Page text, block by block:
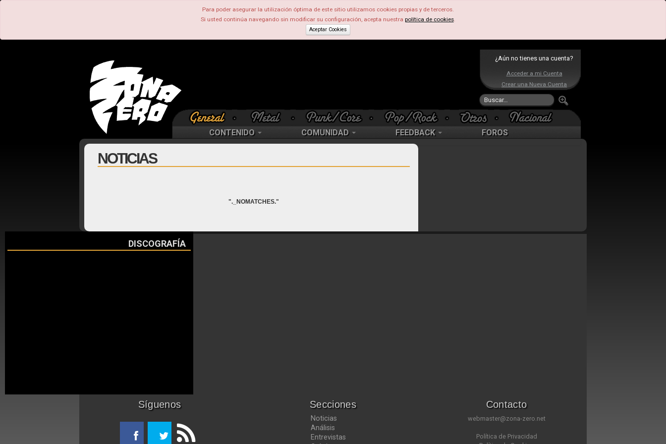
Para poder asegurar la utilización óptima de este sitio utilizamos cookies propias y de terceros.
Si usted continúa navegando sin modificar su configuración, acepta nuestra política de cookies.
Aceptar Cookies
¿Aún no tienes una cuenta?
Acceder a mi Cuenta
Crear una Nueva Cuenta
CONTENIDO COMUNIDAD FEEDBACK FOROS
NOTICIAS
"._NOMATCHES."
DISCOGRAFÍA
Síguenos Secciones
Noticias
Análisis
Entrevistas
Contacto
webmaster@zona-zero.net
Política de Privacidad